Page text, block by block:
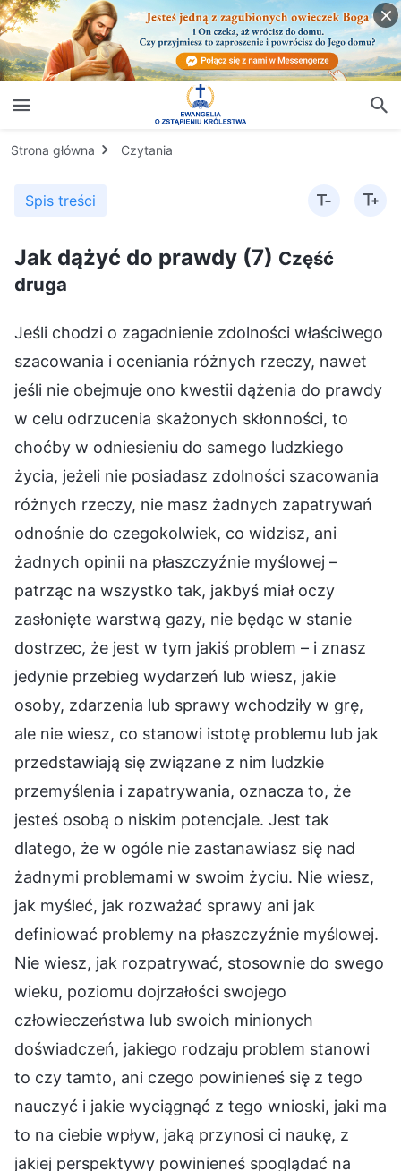
Strona główna Czytania
Spis treści
Jak dążyć do prawdy (7) Część
druga
Jeśli chodzi o zagadnienie zdolności właściwego szacowania i oceniania różnych rzeczy, nawet jeśli nie obejmuje ono kwestii dążenia do prawdy w celu odrzucenia skażonych skłonności, to choćby w odniesieniu do samego ludzkiego życia, jeżeli nie posiadasz zdolności szacowania różnych rzeczy, nie masz żadnych zapatrywań odnośnie do czegokolwiek, co widzisz, ani żadnych opinii na płaszczyźnie myślowej – patrząc na wszystko tak, jakbyś miał oczy zasłonięte warstwą gazy, nie będąc w stanie dostrzec, że jest w tym jakiś problem – i znasz jedynie przebieg wydarzeń lub wiesz, jakie osoby, zdarzenia lub sprawy wchodziły w grę, ale nie wiesz, co stanowi istotę problemu lub jak przedstawiają się związane z nim ludzkie przemyślenia i zapatrywania, oznacza to, że jesteś osobą o niskim potencjale. Jest tak dlatego, że w ogóle nie zastanawiasz się nad żadnymi problemami w swoim życiu. Nie wiesz, jak myśleć, jak rozważać sprawy ani jak definiować problemy na płaszczyźnie myślowej. Nie wiesz, jak rozpatrywać, stosownie do swego wieku, poziomu dojrzałości swojego człowieczeństwa lub swoich minionych doświadczeń, jakiego rodzaju problem stanowi to czy tamto, ani czego powinieneś się z tego nauczyć i jakie wyciągnąć z tego wnioski, jaki ma to na ciebie wpływ, jaką przynosi ci naukę, z jakiej perspektywy powinieneś spoglądać na tego rodzaju problem i jak powinieneś sobie z nim poradzić albo jak powinieneś postępować i czego powinieneś unikać, jeśli ponownie napotkasz tego rodzaju kwestię. Nie masz żadnych przemyśleń na wszystkie te tematy. Bez względu na to, co ci się przytrafia, jesteś ograniczony jak jakieś zwierzę i nie masz żadnych zapatrywań. Niezależnie od tego, ile lat przeżyłeś i jak dużo doświadczyłeś, wciąż nie wiesz, jak masz myśleć o problemach. Nie wiesz, jak wykorzystać własne doświadczenia z przeszłości, swoją wiedzę i to, czego się nauczyłeś, aby zastanawiać się nad problemami w różnych ich aspektach. Właśnie takie osoby są ludźmi o niskim potencjale. W przypadku ludzi o niskim potencjale nie ma co mówić o wkraczaniu w prawdę – nawet w trywialnych sprawach codziennego życia nie potrafią wyprowadzić żadnych wzorców. Nawet jeśli dożyją czterdziestu, pięćdziesięciu czy siedemdziesięciu lub osiemdziesięciu lat, wciąż będą mającymi zamęt w głowie ludźmi, niepotrafiącymi podzielić się z innymi żadnymi doświadczeniami. Takie jednostki to ludzie nierozgarnięci i niemający żadnych przemyśleń. Ponieważ ich potencjał jest niski i brak im zdolności właściwego szacowania i oceniania różnych rzeczy, bez względu na to, ilu lat dożywają, nigdy nie postrzegają niczego na płaszczyźnie myślowej. Nie wiedzą, jak spoglądać na różne sprawy i nie potrafią niczego przejrzeć. Dlatego też, oceniając czyjś potencjał, a zwłaszcza to, czy dana osoba posiada zdolność właściwego szacowania i oceniania różnych rzeczy, nie zwracaj uwagi na jej wiek ani na jej doświadczenia. Na co więc zamiast tego powinieneś zwrócić uwagę? (Powinniśmy popatrzeć na to, czy ma swoje przemyślenia). To znaczy, powinno się spojrzeć na to, czy po tym, jak przez czterdzieści czy pięćdziesiąt lat człowiek ten gromadził doświadczenia, stykając się z różnymi ludźmi, zdarzeniami i sprawami, posiada on jakąkolwiek własną świadomość na płaszczyźnie myślowej, a także, czy jego dotychczasowe doświadczenia dotyczą wartości ludzkiego życia, ścieżki, którą ludzie obierają, czy też spraw związanych z głębią człowieczej myśli i duchowego świata. Jeżeli jego doświadczenia odnoszą się jedynie do pewnego rodzaju spraw i nie dotyczą żadnych kwestii na płaszczyźnie myślowej, to człowiek ten nie posiada zdolności właściwego szacowania i oceniania różnych rzeczy. Niektórzy ludzie, na przykład, często mawiają: „W naszym pokoleniu ledwo wiązaliśmy koniec z końcem. Nie było łatwo o dobre jedzenie; trochę mięsa mogliśmy zjeść tylko w Nowy Rok lub w inne święta. Ludzie z naszego pokolenia byli bardzo szczerzy i prostolinijni. Ubieraliśmy się też bardzo prosto i zwyczajnie”. Potrafią długo wygadywać takie rzeczy. A inni na to: „Po co tyle wspominać o waszym pokoleniu? Czy w tych wspomnieniach jest coś, z czego my, młodzi, moglibyśmy skorzystać i o czym moglibyśmy rozmawiać na płaszczyźnie myślowej?”. Starsi odpowiadają: „W naszych czasach, kiedy ruszaliśmy na pole bitwy, by walczyć, całymi dniami obywaliśmy się bez snu, bo musieliśmy bez przerwy maszerować. Czasami przez cały dzień nie jedliśmy ani jednego posiłku. Kiedy docieraliśmy do obozu, nowi rekruci od razu szli spać, ale my, weterani, najpierw musieliśmy coś zjeść, a dopiero potem kładliśmy się spać, na wypadek, gdybyśmy znów musieli ruszać w drogę, gdy minęła pora posiłku, bo wtedy bylibyśmy głodni podczas marszu”. Młodzi mówią: „To tylko pewne zdarzenie i nie liczy się to jako zjawisko na płaszczyźnie myślowej. Podzielcie się z nami czymś, czego byłoby warto, abyśmy my, młodzi, się od was nauczyli, albo wnioskami, które mogą nam pomóc uniknąć zbaczania z drogi i powstrzymać nas przed popełnianiem pomyłek lub robieniem prostych błędów z głupoty”. Starsi mówią: „W młodości nie byliśmy tacy, jak dzisiejsi młodzi, którzy są leniwi, pazerni na jedzenie i kochają wygodę, nienawidząc przy tym pracy. Po prostu w tamtych czasach chciało nam się znosić więcej trudów, wykonywać więcej pracy i dobrze się spisywać, aby móc zwrócić uwagę naszych przywódców i dostać awans”. Czy w tych słowach jest coś, co sięga płaszczyzny myślowej? (Nie). Czy po wysłuchaniu tego wszystkiego masz wrażenie, że są to słowa duchowego mentora, że jest to tego rodzaju motywująca przemowa, jaką wygłaszają niewierzący? Czy te słowa poszerzają twoje myślowe horyzonty, wznoszą twoje myślenie na wyższy poziom, ułatwiają ci uzmysławianie sobie różnych spraw lub pomagają ci odkryć jakieś nowe rzeczy lub właściwe idee i zapatrywania, o których nigdy wcześniej nie pomyślałeś? (Nie). Czy w takim razie tacy ludzie posiadają zdolność właściwego szacowania i oceniania różnych rzeczy? Choćbyś nie wiem jak wypytywał ich o kwestie dotyczące płaszczyzny myślowej, niczego od nich nie wydobędziesz. I tak naprawdę nie chodzi o to, że nie chcą o tym mówić; problem w tym, że po prostu mają pustkę w swoim wnętrzu. To właśnie znaczy mieć niski potencjał. Nawet gdy kończą już pięćdziesiąt czy sześćdziesiąt lat, nie mają żadnych przemyśleń ani zapatrywań; po prostu brną tak przez życie z dnia na dzień. Nie wiedzą, że w życiu nie chodzi tylko o to, by starać się dla siebie o jak najlepsze perspektywy, założyć udaną rodzinę, mieć dobrą pracę czy wygodne życie, lecz istnieją również pewne sprawy na płaszczyźnie myślowej, które wymagają refleksji, rozważań i nieustannego klarowania w głębi ludzkiego serca. Nie wiedzą, że na swojej ścieżce życia ludzie napotykają wiele nieznanych rzeczy, ani też nie wiedzą, jak powinni stawić im czoła. Kiedy nic im się nie przytrafia, nie rozmyślają ani nie rozważają różnych spraw zawczasu, aby potem móc uniknąć zbaczania z drogi lub pójścia niewłaściwą ścieżką. Nie wiedzą też, dlaczego w pewnych sytuacjach, których doświadczyli, postąpili tak, a nie inaczej, i czy ich postępowanie było słuszne czy nie, ani też jak powinni w przyszłości kroczyć ścielącą się przed nimi ścieżką, aby wieść szczęśliwy żywot, zachować spokój umysłu i mieć sensowne, wartościowe życie, nie żyjąc na darmo. Ponieważ tacy ludzie mają kiepski potencjał, w ogóle nie myślą o takich sprawach. Osiągnąwszy wiek sześćdziesięciu lat, siedzą sobie po prostu i snują wspomnienia: „Kiedy byłem młody, byłem piękny i utalentowany; tak wielu ludzi się za mną uganiało! Ach, nie ma to jak za młodu…”. Ciągle przywołują jedynie opowieści ze swoich dni chwały, rzeczy, o których nie warto wspominać. Ludzie o niskim potencjale, bez względu na to, jak podeszłego dożyją wieku, nie myślą o sprawach związanych z ludzkim życiem, ścieżką, którą ludzie obierają, ani o tym, jak ludzie powinni żyć. Nie zastanawiają się nad tym, jakie zapatrywania winni mieć ludzie, gdy mają do czynienia z różnymi sprawami. W rezultacie bez względu na to, jaki wiodą żywot, poziom myślenia takich ludzi nie ulegnie poprawie, ich myśli będą pozbawione treści, ich świat duchowy pozostanie ubogi i w ogóle nie będą mieli autentycznego życiowego doświadczenia. To właśnie znaczy mieć niski potencjał. Kiedy masz styczność z takimi ludźmi, gdy mają dwadzieścia lat, są dosyć dziecinni i prości, pełni wigoru i obdarzeni dużym temperamentem. Dziesięć lat później wciąż pozostają tak samo zepsuci. W wieku pięćdziesięciu lat ich sposób wypowiadania się pozostaje wciąż na tym samym poziomie – potrafią powiedzieć tylko kilka prostych zdań. Na ich twarzach widnieje więcej zmarszczek oraz plam starczych i mają więcej siwych włosów. Widać, że są już w pewnym wieku, ale nadal nie mają żadnych przemyśleń ani zapatrywań. Rozmawiając z innymi, nigdy nie mają nic do powiedzenia. Wszystkie te lata ich życia zostały zmarnowane, a oni nie poczynili żadnych postępów. Tak właśnie przebiega życie ludzi o niskim potencjale, a jeśli wierzą w Boga, od początku do końca przejawiają takie same rzeczy. Kiedy uwierzą w Boga w wieku dwudziestu kilku lat, są właśnie tacy, jak mówiliśmy powyżej. Gdy mają trzydzieści lub pięćdziesiąt lat, nadal są tacy sami, nie poczyniwszy zupełnie żadnych postępów. Ciągle mówią też to samo, co wcześniej. Jedyna różnica jest taka, że wierząc w Boga, doświadczyli pewnych rzeczy, zrozumieli pewne słowa i doktryny oraz potrafią lepiej posługiwać się terminologią z dziedziny duchowości. Nie mają jednak w ogóle prawdziwego zrozumienia pochodzącego z doświadczenia. Ich myślom wciąż brakuje głębi, ich zapatrywania na różne sprawy nie uległy zmianie, ich wiedza o Bogu i prawdzie nie zwiększyła się, a ich znajomość samych siebie nie wzrosła. Nie przeszli żadnej przemiany, prawda? (Racja). To, że poprzez zapamiętywanie lub dzięki hartującemu działaniu czasu zgromadzili trochę słów i doktryn lub przyswoili sobie nieco terminologii z dziedziny duchowości, nie jest żadną zmianą, nie jest świadectwem postępu i z pewnością nie jest zyskiem. To właśnie jest przejaw ce